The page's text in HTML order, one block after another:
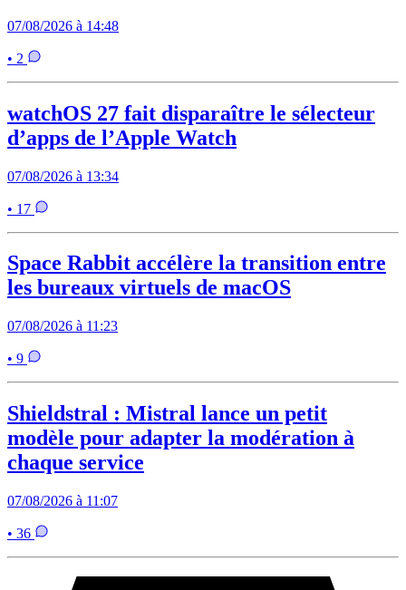
07/08/2026 à 14:48
• 2
watchOS 27 fait disparaître le sélecteur
d’apps de l’Apple Watch
07/08/2026 à 13:34
• 17
Space Rabbit accélère la transition entre
les bureaux virtuels de macOS
07/08/2026 à 11:23
• 9
Shieldstral : Mistral lance un petit
modèle pour adapter la modération à
chaque service
07/08/2026 à 11:07
• 36